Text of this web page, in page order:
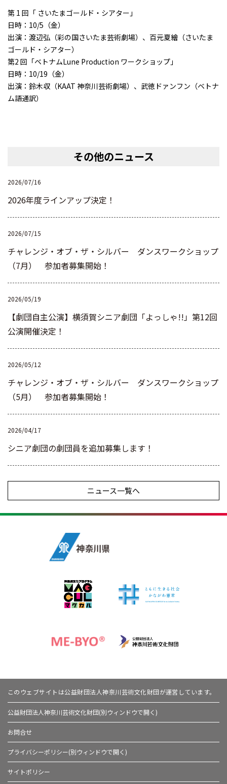
第 1 回「 さいたまゴールド・シアター」
日時：10/5（金）
出演：渡辺弘（彩の国さいたま芸術劇場）、百元夏繪（さいたま
ゴールド・シアター）
第2 回「ベトナムLune Production ワークショップ」
日時：10/19（金）
出演：鈴木収（KAAT 神奈川芸術劇場）、武徳ドァンフン（ベトナ
ム語通訳）
その他のニュース
2026/07/16
2026年度ラインアップ決定！
2026/07/15
チャレンジ・オブ・ザ・シルバー ダンスワークショップ
（7月） 参加者募集開始！
2026/05/19
【劇団自主公演】横須賀シニア劇団「よっしゃ!!」第12回
公演開催決定！
2026/05/12
チャレンジ・オブ・ザ・シルバー ダンスワークショップ
（5月） 参加者募集開始！
2026/04/17
シニア劇団の劇団員を追加募集します！
ニュース一覧へ
このウェブサイトは公益財団法人神奈川芸術文化財団が運営しています。
公益財団法人神奈川芸術文化財団(別ウィンドウで開く)
お問合せ
プライバシーポリシー(別ウィンドウで開く)
サイトポリシー